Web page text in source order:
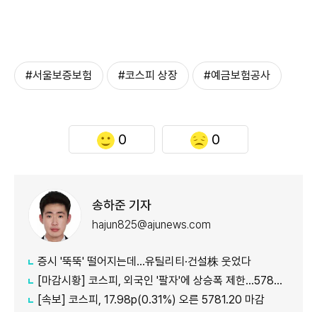
#서울보증보험 #코스피 상장 #예금보험공사
0 0
송하준 기자
hajun825@ajunews.com
증시 '뚝뚝' 떨어지는데…유틸리티·건설株 웃었다
[마감시황] 코스피, 외국인 '팔자'에 상승폭 제한…5780선 마감
[속보] 코스피, 17.98p(0.31%) 오른 5781.20 마감